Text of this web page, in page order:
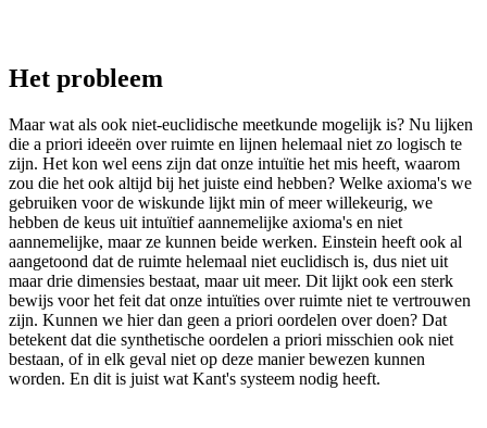
Het probleem
Maar wat als ook niet-euclidische meetkunde mogelijk is? Nu lijken
die a priori ideeën over ruimte en lijnen helemaal niet zo logisch te
zijn. Het kon wel eens zijn dat onze intuïtie het mis heeft, waarom
zou die het ook altijd bij het juiste eind hebben? Welke axioma's we
gebruiken voor de wiskunde lijkt min of meer willekeurig, we
hebben de keus uit intuïtief aannemelijke axioma's en niet
aannemelijke, maar ze kunnen beide werken. Einstein heeft ook al
aangetoond dat de ruimte helemaal niet euclidisch is, dus niet uit
maar drie dimensies bestaat, maar uit meer. Dit lijkt ook een sterk
bewijs voor het feit dat onze intuïties over ruimte niet te vertrouwen
zijn. Kunnen we hier dan geen a priori oordelen over doen? Dat
betekent dat die synthetische oordelen a priori misschien ook niet
bestaan, of in elk geval niet op deze manier bewezen kunnen
worden. En dit is juist wat Kant's systeem nodig heeft.